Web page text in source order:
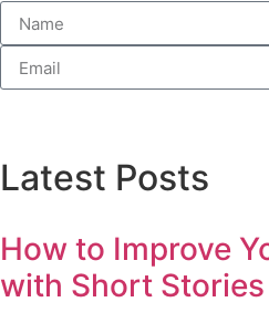
Latest Posts
How to Improve
with Short